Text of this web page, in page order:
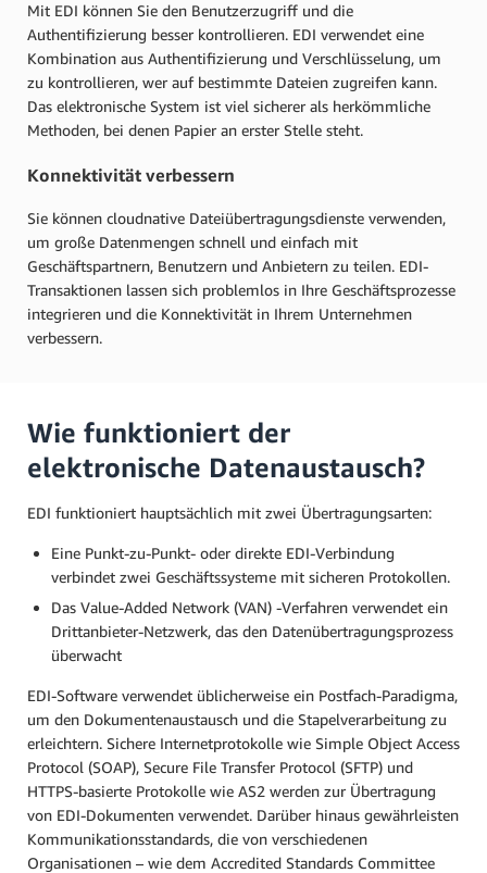
Mit EDI können Sie den Benutzerzugriff und die
Authentifizierung besser kontrollieren. EDI verwendet eine
Kombination aus Authentifizierung und Verschlüsselung, um
zu kontrollieren, wer auf bestimmte Dateien zugreifen kann.
Das elektronische System ist viel sicherer als herkömmliche
Methoden, bei denen Papier an erster Stelle steht.
Konnektivität verbessern
Sie können cloudnative Dateiübertragungsdienste verwenden,
um große Datenmengen schnell und einfach mit
Geschäftspartnern, Benutzern und Anbietern zu teilen. EDI-
Transaktionen lassen sich problemlos in Ihre Geschäftsprozesse
integrieren und die Konnektivität in Ihrem Unternehmen
verbessern.
Wie funktioniert der
elektronische Datenaustausch?
EDI funktioniert hauptsächlich mit zwei Übertragungsarten:
Eine Punkt-zu-Punkt- oder direkte EDI-Verbindung
verbindet zwei Geschäftssysteme mit sicheren Protokollen.
Das Value-Added Network (VAN) -Verfahren verwendet ein
Drittanbieter-Netzwerk, das den Datenübertragungsprozess
überwacht
EDI-Software verwendet üblicherweise ein Postfach-Paradigma,
um den Dokumentenaustausch und die Stapelverarbeitung zu
erleichtern. Sichere Internetprotokolle wie Simple Object Access
Protocol (SOAP), Secure File Transfer Protocol (SFTP) und
HTTPS-basierte Protokolle wie AS2 werden zur Übertragung
von EDI-Dokumenten verwendet. Darüber hinaus gewährleisten
Kommunikationsstandards, die von verschiedenen
Organisationen – wie dem Accredited Standards Committee